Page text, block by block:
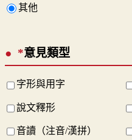
其他
*意見類型
字形與用字
說文釋形
音讀（注音/漢拼）